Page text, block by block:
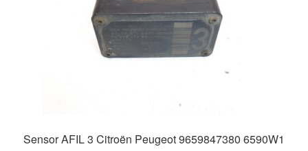
Sensor AFIL 3 Citroën Peugeot 9659847380 6590W1